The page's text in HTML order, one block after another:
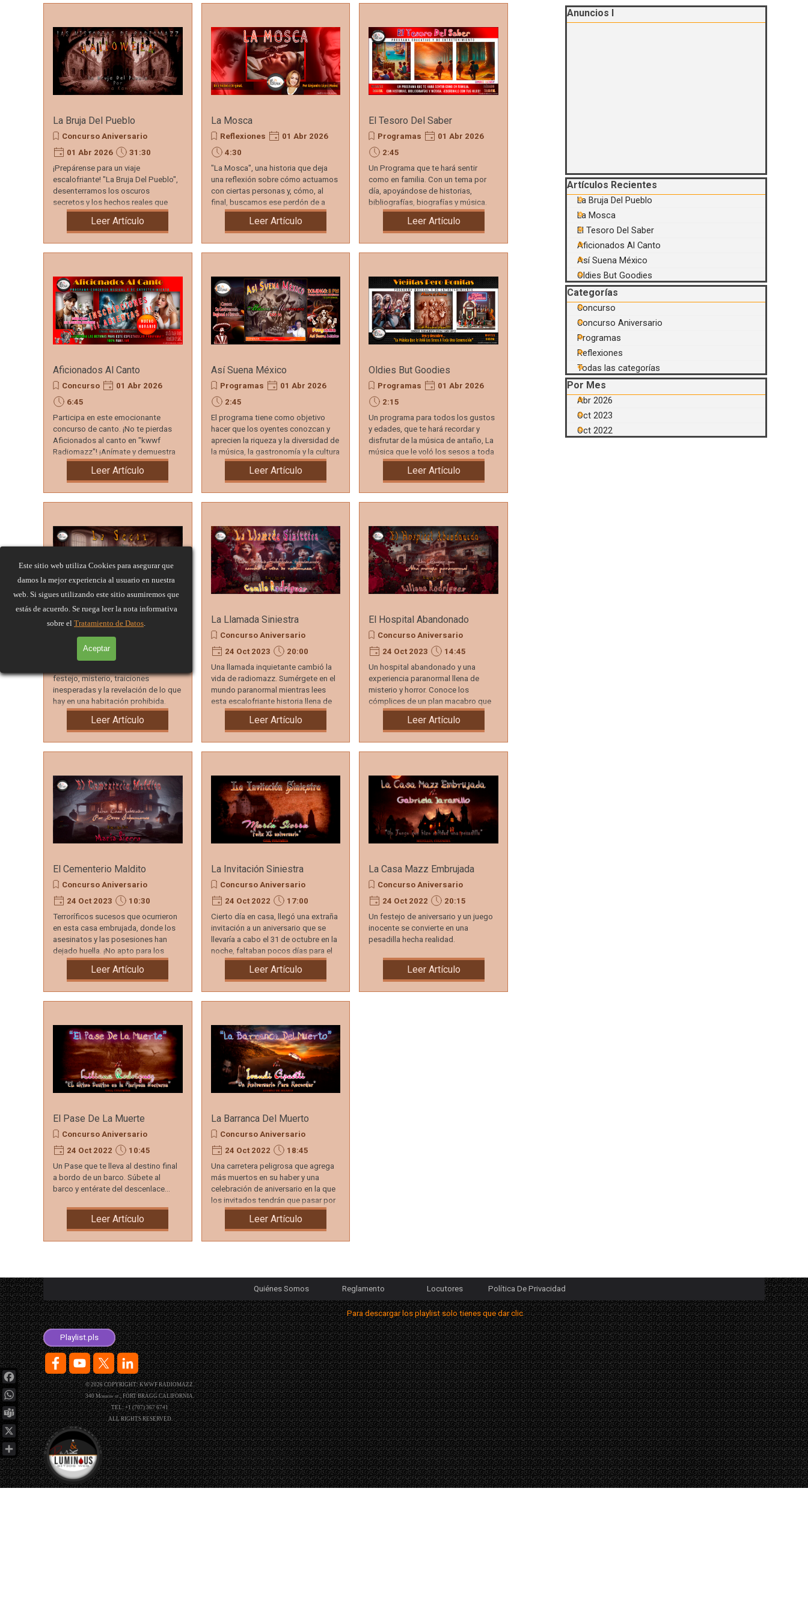
Este sitio web utiliza Cookies para asegurar que
damos la mejor experiencia al usuario en nuestra
web. Si sigues utilizando este sitio asumiremos que
estás de acuerdo. Se ruega leer la nota informativa
sobre el Tratamiento de Datos
Aceptar
La Bruja Del Pueblo
Concurso Aniversario
01 Abr 2026
31:30
¡Prepárense para un viaje
escalofriante! "La Bruja Del Pueblo",
desenterramos los oscuros
secretos y los hechos reales que
rodean a esta enigmática figura.
Leer Artículo
La Mosca
Reflexiones
01 Abr 2026
4:30
"La Mosca", una historia que deja
una reflexión sobre cómo actuamos
con ciertas personas y, cómo, al
final, buscamos ese perdón de a
quien hicimos daño alguno.
Leer Artículo
El Tesoro Del Saber
Programas
01 Abr 2026
2:45
Un Programa que te hará sentir
como en familia. Con un tema por
día, apoyándose de historias,
bibliografías, biografías y música.
¡Escúchalo con tus hijos!
Leer Artículo
Aficionados Al Canto
Concurso
01 Abr 2026
6:45
Participa en este emocionante
concurso de canto. ¡No te pierdas
Aficionados al canto en "kwwf
Radiomazz"! ¡Anímate y demuestra
tu talento!
Leer Artículo
Así Suena México
Programas
01 Abr 2026
2:45
El programa tiene como objetivo
hacer que los oyentes conozcan y
aprecien la riqueza y la diversidad de
la música, la gastronomía y la cultura
mexicana.
Leer Artículo
Oldies But Goodies
Programas
01 Abr 2026
2:15
Un programa para todos los gustos
y edades, que te hará recordar y
disfrutar de la música de antaño, La
música que le voló los sesos a toda
una generación.
Leer Artículo
La Secta
Concurso Aniversario
25 Oct 2023
festejo, misterio, traiciones
inesperadas y la revelación de lo que
hay en una habitación prohibida.
¡Una experiencia intrigante!
Leer Artículo
La Llamada Siniestra
Concurso Aniversario
24 Oct 2023
20:00
Una llamada inquietante cambió la
vida de radiomazz. Sumérgete en el
mundo paranormal mientras lees
esta escalofriante historia llena de
desesperación.
Leer Artículo
El Hospital Abandonado
Concurso Aniversario
24 Oct 2023
14:45
Un hospital abandonado y una
experiencia paranormal llena de
misterio y horror. Conoce los
cómplices de un plan macabro que
quedó grabado en esas paredes.
Leer Artículo
El Cementerio Maldito
Concurso Aniversario
24 Oct 2023
10:30
Terroríficos sucesos que ocurrieron
en esta casa embrujada, donde los
asesinatos y las posesiones han
dejado huella. ¡No apto para los
débiles de corazón!
Leer Artículo
La Invitación Siniestra
Concurso Aniversario
24 Oct 2022
17:00
Cierto día en casa, llegó una extraña
invitación a un aniversario que se
llevaría a cabo el 31 de octubre en la
noche, faltaban pocos días para el
evento...
Leer Artículo
La Casa Mazz Embrujada
Concurso Aniversario
24 Oct 2022
20:15
Un festejo de aniversario y un juego
inocente se convierte en una
pesadilla hecha realidad.
Leer Artículo
El Pase De La Muerte
Concurso Aniversario
24 Oct 2022
10:45
Un Pase que te lleva al destino final
a bordo de un barco. Súbete al
barco y entérate del descenlace...
Leer Artículo
La Barranca Del Muerto
Concurso Aniversario
24 Oct 2022
18:45
Una carretera peligrosa que agrega
más muertos en su haber y una
celebración de aniversario en la que
los invitados tendrán que pasar por
ella + un hotel...
Leer Artículo
Saltar el bloque Anuncios I
Anuncios I
Saltar el bloque Artículos Recientes
Artículos Recientes
La Bruja Del Pueblo
La Mosca
El Tesoro Del Saber
Aficionados Al Canto
Así Suena México
Oldies But Goodies
Saltar el bloque Categorías
Categorías
Concurso
Concurso Aniversario
Programas
Reflexiones
Todas las categorías
Saltar el bloque Por Mes
Por Mes
Abr 2026
Oct 2023
Oct 2022
Saltar menú
Quiénes Somos Reglamento Locutores ▼
Política De Privacidad
Para descargar los playlist solo tienes que dar clic con el segundo botón y elegir la opción "Guardar como, Guardar enlace como o
Playlist.aimppl4
Playlist.m3u
Playlist.m3u8
Playlist.pls
Facebook
WhatsApp
Teams
X
Compartir
© 2026 COPYRIGHT: KWWF RADIOMAZZ.
340 Morrow st., FORT BRAGG CALIFORNIA.
TEL: +1 (707) 367 6741
ALL RIGHTS RESERVED.